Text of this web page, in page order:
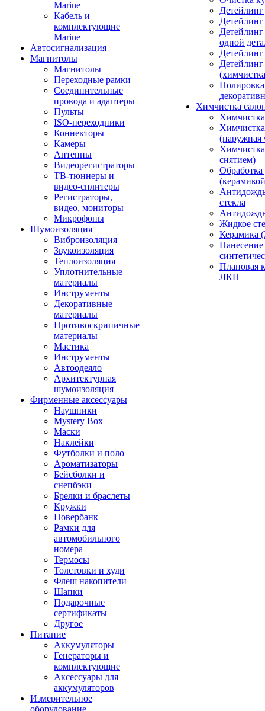
Marine
Кабель и
комплектующие
Marine
Автосигнализация
Магнитолы
Магнитолы
Переходные рамки
Соединительные
провода и адаптеры
Пульты
ISO-переходники
Коннекторы
Камеры
Антенны
Видеорегистраторы
ТВ-тюннеры и
видео-сплитеры
Регистраторы,
видео, мониторы
Микрофоны
Шумоизоляция
Виброизоляция
Звукоизоляция
Теплоизоляция
Уплотнительные
материалы
Инструменты
Декоративные
материалы
Противоскрипичные
материалы
Мастика
Инструменты
Автоодеяло
Архитектурная
шумоизоляция
Фирменные аксессуары
Наушники
Mystery Box
Маски
Наклейки
Футболки и поло
Ароматизаторы
Бейсболки и
снепбэки
Брелки и браслеты
Кружки
Повербанк
Рамки для
автомобильного
номера
Термосы
Толстовки и худи
Флеш накопители
Шапки
Подарочные
сертификаты
Другое
Питание
Аккумуляторы
Генераторы и
комплектующие
Аксессуары для
аккумуляторов
Измерительное
оборудование
Детейлинг
одной
Детейлинг
Полировка
Химчистка
(наружная
снятием)
Обработка
стекла
Жидкое
Керамика
Нанесение
Плановая
ЛКП